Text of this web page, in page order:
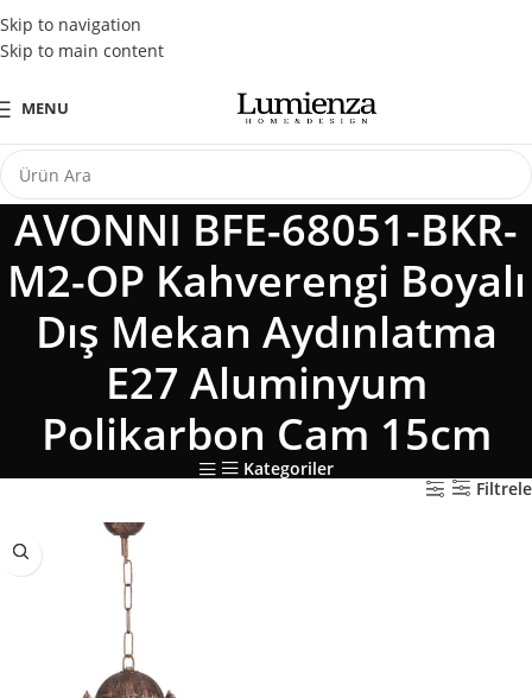
Skip to navigation
Skip to main content
Tüm Kredi Kartlarına Peşin Fiyatına 3 Taksit Fırsatı
MENU
AVONNI BFE-68051-BKR-
M2-OP Kahverengi Boyalı
Dış Mekan Aydınlatma
E27 Aluminyum
Polikarbon Cam 15cm
Kategoriler
Filtrele